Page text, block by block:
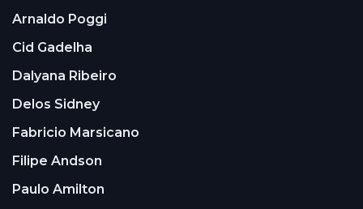
Arnaldo Poggi
Cid Gadelha
Dalyana Ribeiro
Delos Sidney
Fabricio Marsicano
Filipe Andson
Paulo Amilton